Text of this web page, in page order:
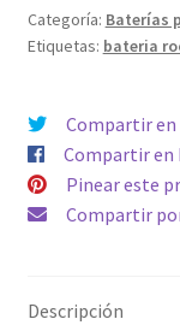
-
3500mAh
cantidad
Categoría: Baterías
Etiquetas: bateria
Compartir
Compartir en
Pinear este
Compartir
Descripción